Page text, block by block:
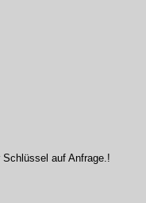
auf Anfrage.!